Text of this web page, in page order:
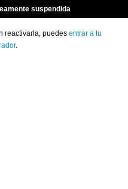
suspendida
reactivarla, puedes entrar a tu
.